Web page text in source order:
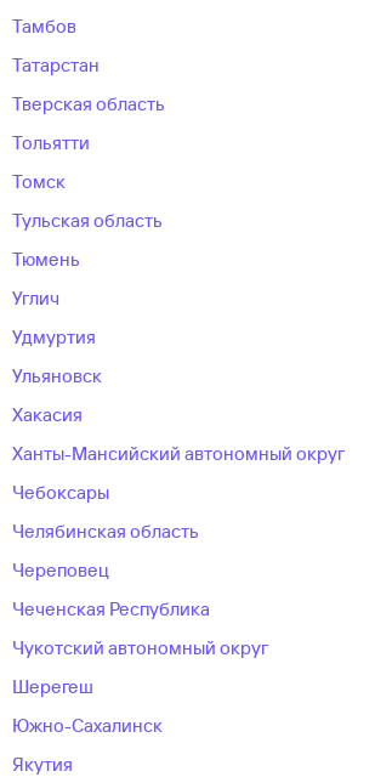
Тамбов
Татарстан
Тверская область
Тольятти
Томск
Тульская область
Тюмень
Углич
Удмуртия
Ульяновск
Хакасия
Ханты-Мансийский автономный округ
Чебоксары
Челябинская область
Череповец
Чеченская Республика
Чукотский автономный округ
Шерегеш
Южно-Сахалинск
Якутия